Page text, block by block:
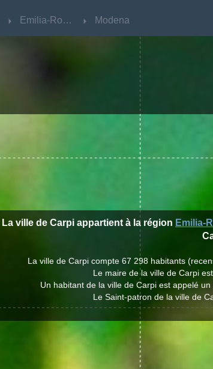
Emilia-Romagna Modena
La ville de Carpi appartient à la région Emilia-
La ville de Carpi compte 67 298 habitants
Le maire de la ville de Carpi
Un habitant de la ville de Carpi est appelé
Le Saint-patron de la ville de
Emilia-Romagna Modena